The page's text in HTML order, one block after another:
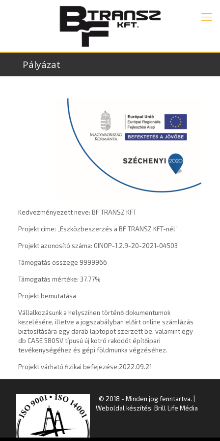
Pályázat
Kedvezményezett neve: BF TRANSZ KFT
Projekt címe: „Eszközbeszerzés a BF TRANSZ KFT-nél”
Projekt azonosító száma: GINOP-1.2.9-20-2021-04503
Támogatás összege 9999966
Támogatás mértéke: 37.77%
Projekt bemutatása
Vállalkozásunk a helyszínen történő dokumentumok
kezelésére, illetve a jogszabályban előírt online számlázás
biztosítására egy darab laptopot szerzett be, valamint egy
db CASE 580SV típusú új kotró rakodót építőipari
tevékenységéhez és gépi földmunka végzéséhez.
Projekt várható fizikai befejezése:2022.09.21
© 2018 - Minden jog fenntartva. |
Weboldal készítés: Brill Life Média